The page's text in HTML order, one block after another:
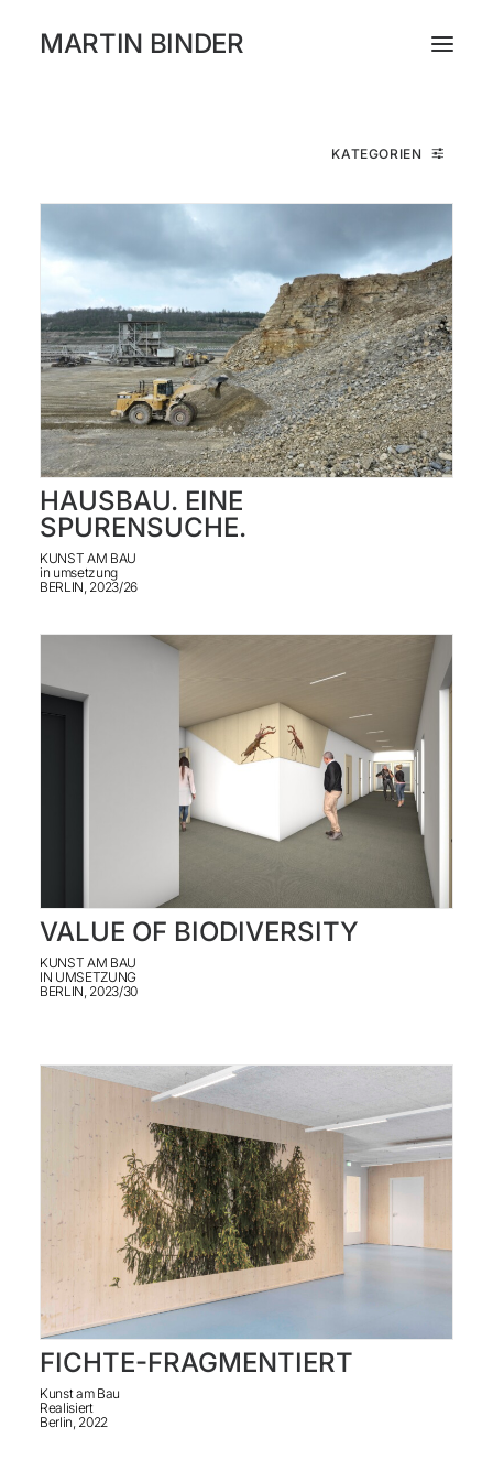
MARTIN BINDER
KATALOG
AUSSTELLUNGEN
PRESSE
ÜBER
INSTAGRAM
NEWSLETTER
KONTAKT
ENGLISH
KATEGORIEN
HAUSBAU. EINE
SPURENSUCHE.
KUNST AM BAU
in umsetzung
BERLIN, 2023/26
VALUE OF BIODIVERSITY
KUNST AM BAU
IN UMSETZUNG
BERLIN, 2023/30
FICHTE-FRAGMENTIERT
Kunst am Bau
Realisiert
Berlin, 2022